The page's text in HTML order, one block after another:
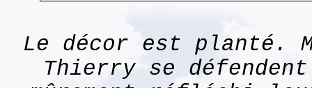
Le décor est planté.
Thierry se